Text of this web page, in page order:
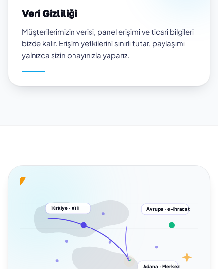
Veri Gizliliği
Müşterilerimizin verisi, panel erişimi ve ticari bilgileri
bizde kalır. Erişim yetkilerini sınırlı tutar, paylaşımı
yalnızca sizin onayınızla yaparız.
Adana · Merkez
Türkiye · 81 il Avrupa · e-ihracat